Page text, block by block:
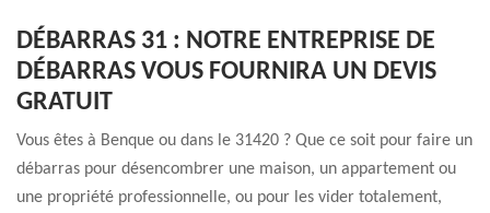
DÉBARRAS 31 : NOTRE ENTREPRISE DE
DÉBARRAS VOUS FOURNIRA UN DEVIS
GRATUIT
Vous êtes à Benque ou dans le 31420 ? Que ce soit pour faire un
débarras pour désencombrer une maison, un appartement ou
une propriété professionnelle, ou pour les vider totalement,